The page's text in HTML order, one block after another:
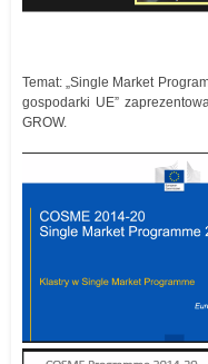
Temat: „Single Market
gospodarki UE”
GROW.